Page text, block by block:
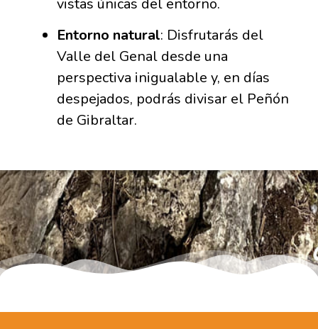
vistas únicas del entorno.
Entorno natural: Disfrutarás del
Valle del Genal desde una
perspectiva inigualable y, en días
despejados, podrás divisar el Peñón
de Gibraltar.